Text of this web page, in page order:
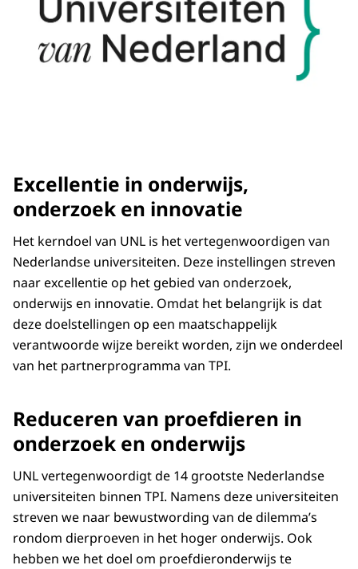
Excellentie in onderwijs,
onderzoek en innovatie
Het kerndoel van UNL is het vertegenwoordigen van
Nederlandse universiteiten. Deze instellingen streven
naar excellentie op het gebied van onderzoek,
onderwijs en innovatie. Omdat het belangrijk is dat
deze doelstellingen op een maatschappelijk
verantwoorde wijze bereikt worden, zijn we onderdeel
van het partnerprogramma van TPI.
Reduceren van proefdieren in
onderzoek en onderwijs
UNL vertegenwoordigt de 14 grootste Nederlandse
universiteiten binnen TPI. Namens deze universiteiten
streven we naar bewustwording van de dilemma’s
rondom dierproeven in het hoger onderwijs. Ook
hebben we het doel om proefdieronderwijs te